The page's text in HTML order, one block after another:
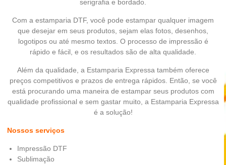
serigrafia e bordado.
Com a estamparia DTF, você pode estampar qualquer imagem
que desejar em seus produtos, sejam elas fotos, desenhos,
logotipos ou até mesmo textos. O processo de impressão é
rápido e fácil, e os resultados são de alta qualidade.
Além da qualidade, a Estamparia Expressa também oferece
preços competitivos e prazos de entrega rápidos. Então, se você
está procurando uma maneira de estampar seus produtos com
qualidade profissional e sem gastar muito, a Estamparia Expressa
é a solução!
Nossos serviços
Impressão DTF
Sublimação